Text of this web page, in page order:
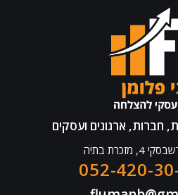
חברות, ארגונים ועסקים
בתיה